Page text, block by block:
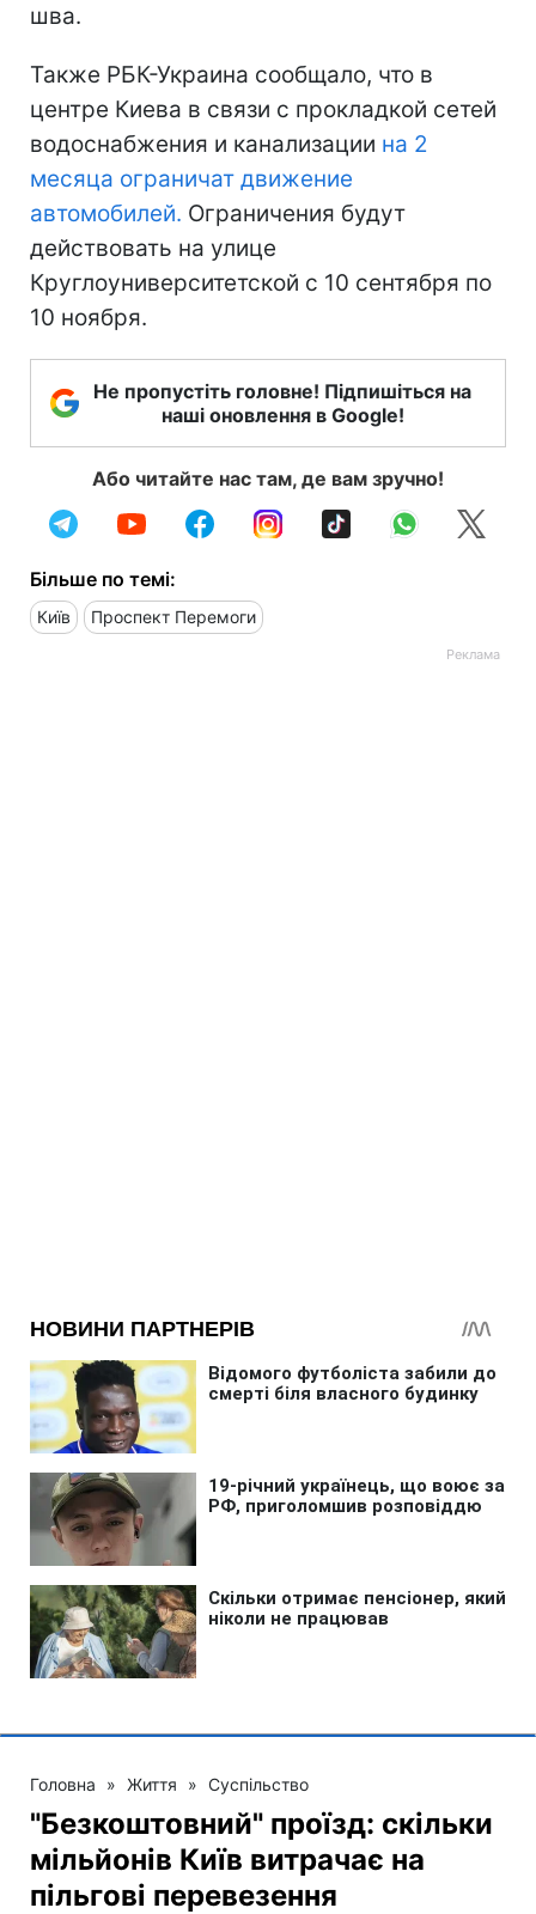
шва.
Также РБК-Украина сообщало, что в
центре Киева в связи с прокладкой сетей
водоснабжения и канализации на 2
месяца ограничат движение
автомобилей. Ограничения будут
действовать на улице
Круглоуниверситетской с 10 сентября по
10 ноября.
Не пропустіть головне! Підпишіться на
наші оновлення в Google!
Або читайте нас там, де вам зручно!
Більше по темі:
Київ Проспект Перемоги
Головна » Життя » Суспільство
"Безкоштовний" проїзд: скільки
мільйонів Київ витрачає на
пільгові перевезення